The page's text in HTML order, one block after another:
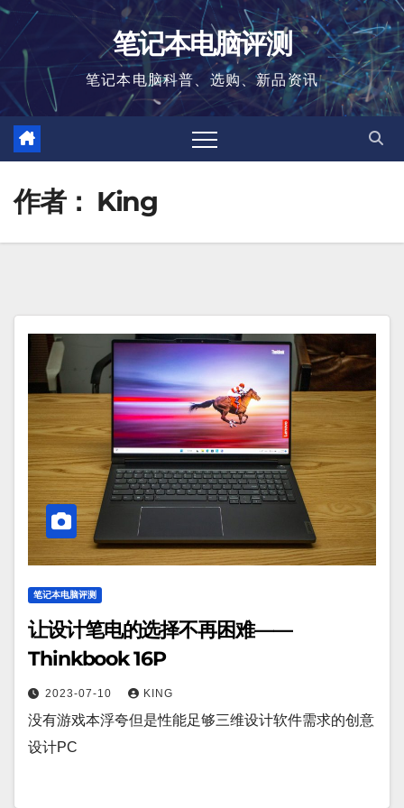
跳
至
笔记本电脑评测
笔记本电脑科普、选购、新品资讯
作者： King
笔记本电脑评测
让设计笔电的选择不再困难——
Thinkbook 16P
2023-07-10 KING
没有游戏本浮夸但是性能足够三维设计软件需求的创意
设计PC